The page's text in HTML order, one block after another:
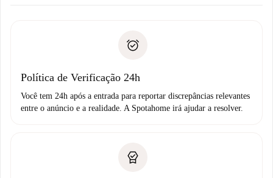
Débito direto bancário
não comunicar nenhum problema.
Política de Verificação 24h
Você tem 24h após a entrada para reportar discrepâncias relevantes
entre o anúncio e a realidade. A Spotahome irá ajudar a resolver.